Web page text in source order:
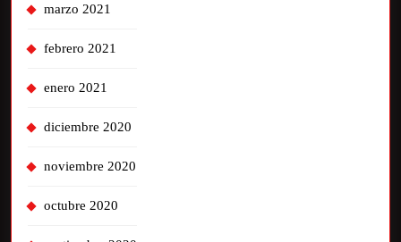
marzo 2021
febrero 2021
enero 2021
diciembre 2020
noviembre 2020
octubre 2020